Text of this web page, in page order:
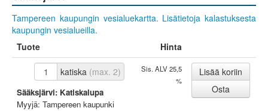
Tampereen kaupungin vesialuekartta. Lisätietoja kalastuksesta
kaupungin vesialueilla.
Tuote
Hinta
katiska (max. 2)
Sääksjärvi: Katiskalupa
Myyjä: Tampereen kaupunki
Sis. ALV 25,5
%